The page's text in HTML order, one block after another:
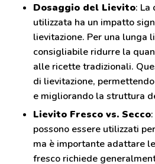
Dosaggio del Lievito: La
utilizzata ha un impatto
lievitazione. Per una lunga
consigliabile ridurre la
alle ricette tradizionali.
di lievitazione,
e migliorando la struttura
Lievito Fresco vs. Secco
possono essere utilizzati
ma è importante adattare
fresco richiede